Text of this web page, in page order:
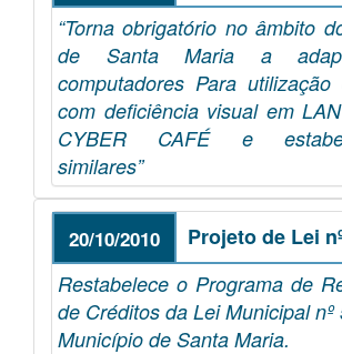
“Torna obrigatório no âmbito
de Santa Maria a
computadores Para
com deficiência visual em
CYBER CAFÉ e
similares”
20/10/2010 Projeto de Lei
Restabelece o Programa de
de Créditos da Lei Municipal
Município de Santa Maria.